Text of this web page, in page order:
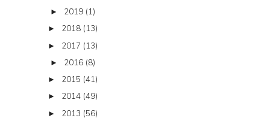
► 2019 (1)
► 2018 (13)
► 2017 (13)
► 2016 (8)
► 2015 (41)
► 2014 (49)
► 2013 (56)